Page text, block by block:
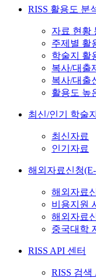
RISS 활용도 분
자료 현황
주제별 활
학술지 활
복사/대출
복사/대출
활용도 높
최신/인기 학술
최신자료
인기자료
해외자료신청
해외자료
비용지원
해외자료
중국대학
RISS API 센터
RISS 검색